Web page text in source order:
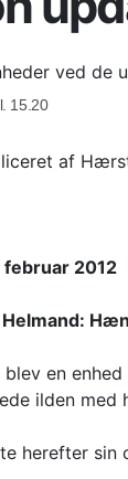
ved de
15.20
af
februar 2012
Helmand:
blev en
ilden med
herefter sin